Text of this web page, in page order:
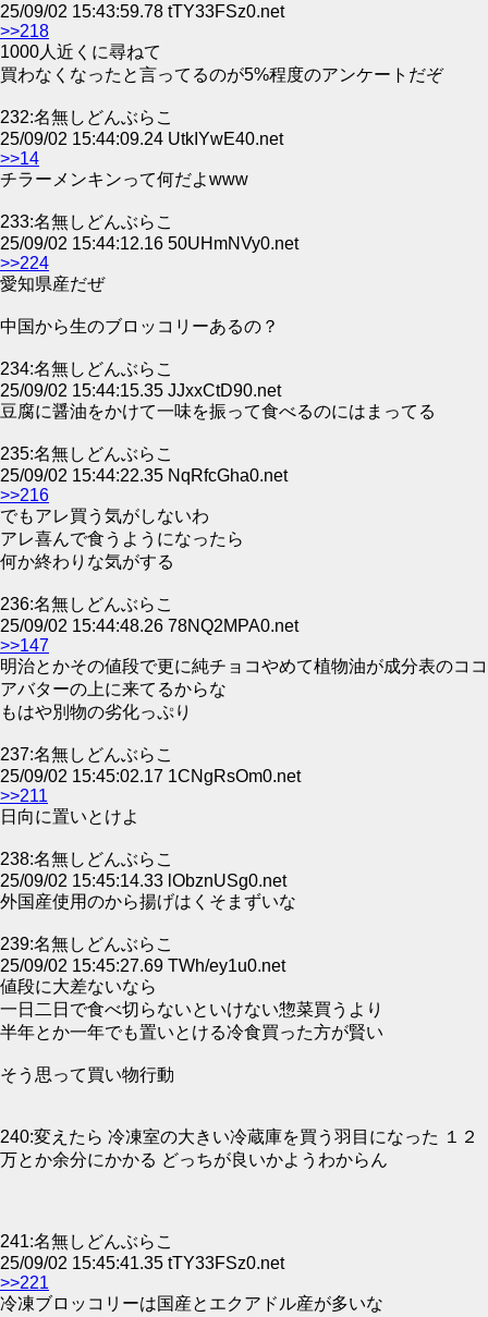
25/09/02 15:43:59.78 tTY33FSz0.net
>>218
1000人近くに尋ねて
買わなくなったと言ってるのが5%程度のアンケートだぞ
232:名無しどんぶらこ
25/09/02 15:44:09.24 UtkIYwE40.net
>>14
チラーメンキンって何だよwww
233:名無しどんぶらこ
25/09/02 15:44:12.16 50UHmNVy0.net
>>224
愛知県産だぜ
中国から生のブロッコリーあるの？
234:名無しどんぶらこ
25/09/02 15:44:15.35 JJxxCtD90.net
豆腐に醤油をかけて一味を振って食べるのにはまってる
235:名無しどんぶらこ
25/09/02 15:44:22.35 NqRfcGha0.net
>>216
でもアレ買う気がしないわ
アレ喜んで食うようになったら
何か終わりな気がする
236:名無しどんぶらこ
25/09/02 15:44:48.26 78NQ2MPA0.net
>>147
明治とかその値段で更に純チョコやめて植物油が成分表のココ
アバターの上に来てるからな
もはや別物の劣化っぷり
237:名無しどんぶらこ
25/09/02 15:45:02.17 1CNgRsOm0.net
>>211
日向に置いとけよ
238:名無しどんぶらこ
25/09/02 15:45:14.33 lObznUSg0.net
外国産使用のから揚げはくそまずいな
239:名無しどんぶらこ
25/09/02 15:45:27.69 TWh/ey1u0.net
値段に大差ないなら
一日二日で食べ切らないといけない惣菜買うより
半年とか一年でも置いとける冷食買った方が賢い
そう思って買い物行動
240:変えたら 冷凍室の大きい冷蔵庫を買う羽目になった １２
万とか余分にかかる どっちが良いかようわからん
241:名無しどんぶらこ
25/09/02 15:45:41.35 tTY33FSz0.net
>>221
冷凍ブロッコリーは国産とエクアドル産が多いな